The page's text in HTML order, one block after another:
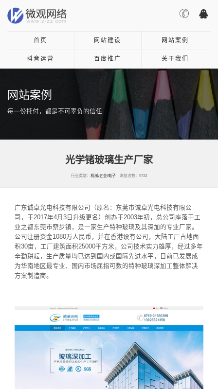
首页 网站建设 网站案例
抖音运营 百度推广 关于我们
网站案例
每一份托付，都是不可辜负的信任
光学锗玻璃生产厂家
行业类别： 机械/五金/电子 浏览次数：5733
广东诚卓光电科技有限公司（原名：东莞市诚卓光电科技有限公
司，于2017年4月3日升级更名）创办于2003年初，总公司座落于工
业之都东莞市尞步镇，是一家生产特种玻璃及其深加的专业厂家。
公司注册资金1080万人民币，并在香港设有公司，大陆工厂占地面
积30亩，工厂建筑面积25000平方米，公司技术实力雄厚，经过多年
辛勤耕耘，生产质量均已达到国内或国际先进水平，目前已发展成
为华南地区最专业、国内市场屈指可数的特种玻璃深加工整体解决
方案制造商。